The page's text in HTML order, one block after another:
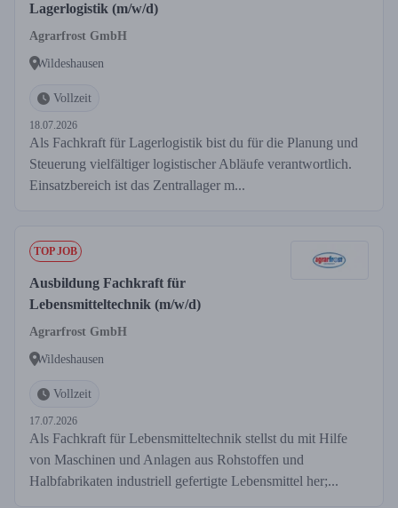
Lagerlogistik (m/w/d)
Agrarfrost GmbH
Wildeshausen
Vollzeit
18.07.2026
Als Fachkraft für Lagerlogistik bist du für die Planung und
Steuerung vielfältiger logistischer Abläufe verantwortlich.
Einsatzbereich ist das Zentrallager m...
TOP JOB
Ausbildung Fachkraft für
Lebensmitteltechnik (m/w/d)
Agrarfrost GmbH
Wildeshausen
Vollzeit
17.07.2026
Als Fachkraft für Lebensmitteltechnik stellst du mit Hilfe
von Maschinen und Anlagen aus Rohstoffen und
Halbfabrikaten industriell gefertigte Lebensmittel her;...